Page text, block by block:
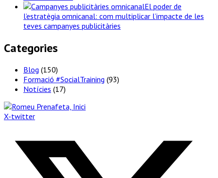
El poder de
l’estratègia omnicanal: com multiplicar l’impacte de les
teves campanyes publicitàries
Categories
Blog (150)
Formació #SocialTraining (93)
Notícies (17)
X-twitter